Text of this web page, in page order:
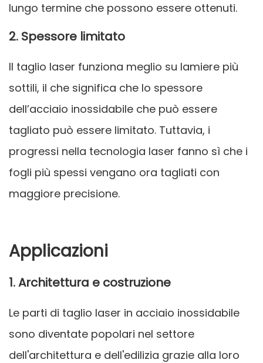
lungo termine che possono essere ottenuti.
2. Spessore limitato
Il taglio laser funziona meglio su lamiere più
sottili, il che significa che lo spessore
dell’acciaio inossidabile che può essere
tagliato può essere limitato. Tuttavia, i
progressi nella tecnologia laser fanno sì che i
fogli più spessi vengano ora tagliati con
maggiore precisione.
Applicazioni
1. Architettura e costruzione
Le parti di taglio laser in acciaio inossidabile
sono diventate popolari nel settore
dell'architettura e dell'edilizia grazie alla loro